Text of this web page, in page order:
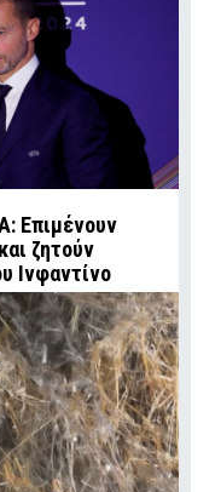
Επιμένουν
ζητούν
Ινφαντίνο